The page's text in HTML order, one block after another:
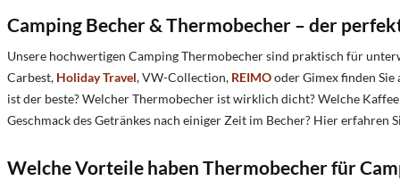
Camping Becher & Thermobecher – der
Unsere hochwertigen Camping Thermobecher sind praktisch für
Carbest, Holiday Travel, VW-Collection, REIMOoder Gimex finden
ist der beste? Welcher Thermobecher ist wirklich dicht? Welche
Geschmack des Getränkes nach einiger Zeit im Becher? Hier
Welche Vorteile haben Thermobecher für